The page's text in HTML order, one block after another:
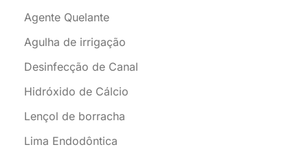
Agente Quelante
Agulha de irrigação
Desinfecção de Canal
Hidróxido de Cálcio
Lençol de borracha
Lima Endodôntica